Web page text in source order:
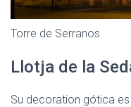
Torre de Serranos
Llotja de la
Su decoration gótica es